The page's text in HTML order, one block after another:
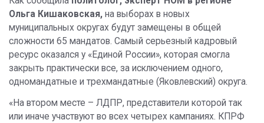
Ольга Кишаковская, на выборах в новых
муниципальных округах будут замещены в общей
сложности 65 мандатов. Самый серьезный кадровый
ресурс оказался у «Единой России», которая смогла
закрыть практически все, за исключением одного,
одномандатные и трехмандатные (Яковлевский) округа.
«На втором месте – ЛДПР, представители которой так
или иначе участвуют во всех четырех кампаниях. КПРФ